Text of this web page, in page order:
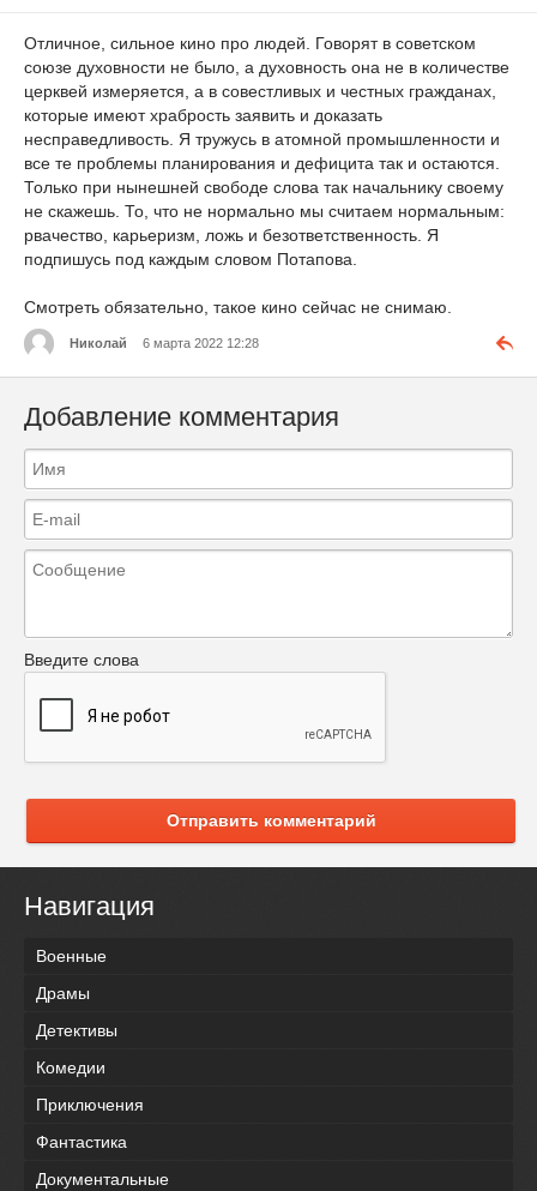
Отличное, сильное кино про людей. Говорят в советском
союзе духовности не было, а духовность она не в количестве
церквей измеряется, а в совестливых и честных гражданах,
которые имеют храбрость заявить и доказать
несправедливость. Я тружусь в атомной промышленности и
все те проблемы планирования и дефицита так и остаются.
Только при нынешней свободе слова так начальнику своему
не скажешь. То, что не нормально мы считаем нормальным:
рвачество, карьеризм, ложь и безответственность. Я
подпишусь под каждым словом Потапова.
Смотреть обязательно, такое кино сейчас не снимаю.
Николай 6 марта 2022 12:28
Добавление комментария
Введите слова
Отправить комментарий
Навигация
Военные
Драмы
Детективы
Комедии
Приключения
Фантастика
Документальные